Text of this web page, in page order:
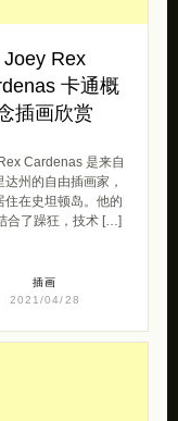
Joey Rex
卡通概
插画欣赏
Cardenas 是来自
达州的自由插画家，
住在史坦顿岛。他的
合了躁狂，技术 […]
插画
2021/04/28